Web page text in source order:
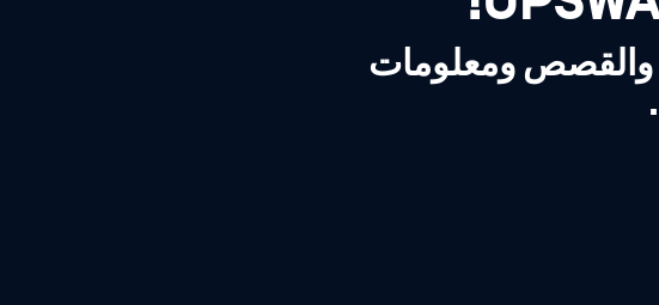
والقصص ومعلومات